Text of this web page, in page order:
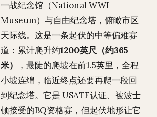
一战纪念馆（National WWI
Museum）与自由纪念塔，俯瞰市区
天际线。这是一条起伏的中等偏难赛
道：累计爬升约1200英尺（约365
米）
，最陡的爬坡在前1.5英里，全程
小坡连绵，临近终点还要再爬一段回
到纪念塔。它是 USATF认证、被波士
顿接受的BQ资格赛，但起伏地形让它